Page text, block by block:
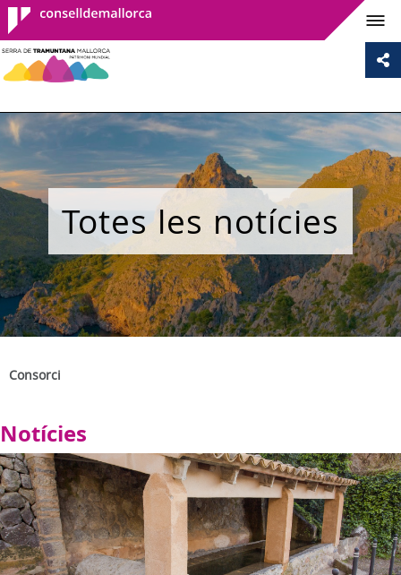
Consell de
Mallorca
Totes les notícies
Consorci
Notícies